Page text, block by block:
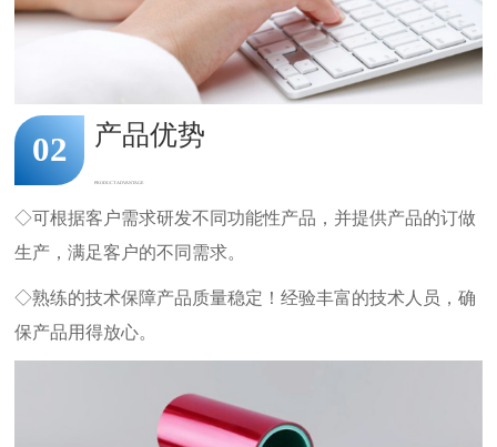
02 产品优势
PRODUCT ADVANTAGE
◇可根据客户需求研发不同功能性产品，并提供产品的订做
生产，满足客户的不同需求。
◇熟练的技术保障产品质量稳定！经验丰富的技术人员，确
保产品用得放心。